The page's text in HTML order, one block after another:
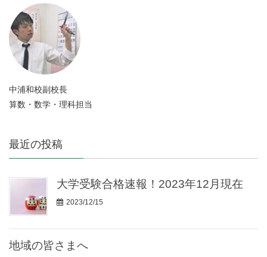
中浦和校副校長
算数・数学・理科担当
最近の投稿
大学受験合格速報！2023年12月現在
2023/12/15
地域の皆さまへ